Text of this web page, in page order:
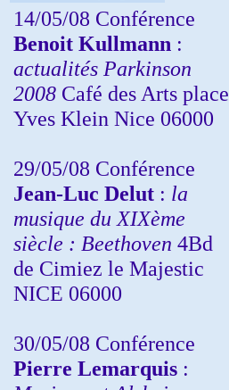
14/05/08 Conférence
Benoit Kullmann :
actualités Parkinson
2008 Café des Arts place
Yves Klein Nice 06000
29/05/08 Conférence
Jean-Luc Delut : la
musique du XIXème
siècle : Beethoven 4Bd
de Cimiez le Majestic
NICE 06000
30/05/08 Conférence
Pierre Lemarquis :